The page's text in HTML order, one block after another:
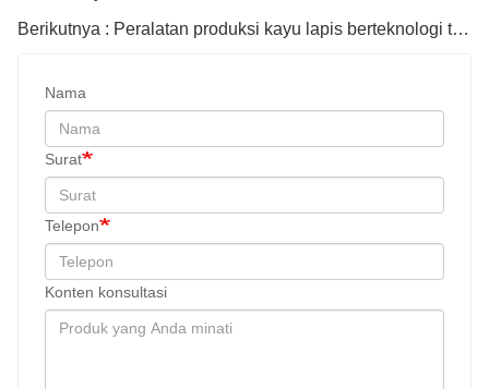
Berikutnya : Peralatan produksi kayu lapis berteknologi tinggi untuk produksi kayu lapis
Nama
Surat
Telepon
Konten konsultasi